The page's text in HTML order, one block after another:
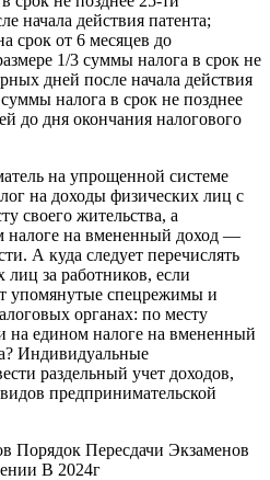
начала действия патента;
срок от 6 месяцев до
1/3 суммы налога в срок не
дней после начала действия
налога в срок не позднее
до дня окончания налогового
на упрощенной системе
на доходы физических лиц с
своего жительства, а
налоге на вмененный доход —
А куда следует перечислять
за работников, если
упомянутые спецрежимы и
органах: по месту
на едином налоге на вмененный
Индивидуальные
раздельный учет доходов,
предпринимательской
Порядок Пересдачи Экзаменов
В 2024г